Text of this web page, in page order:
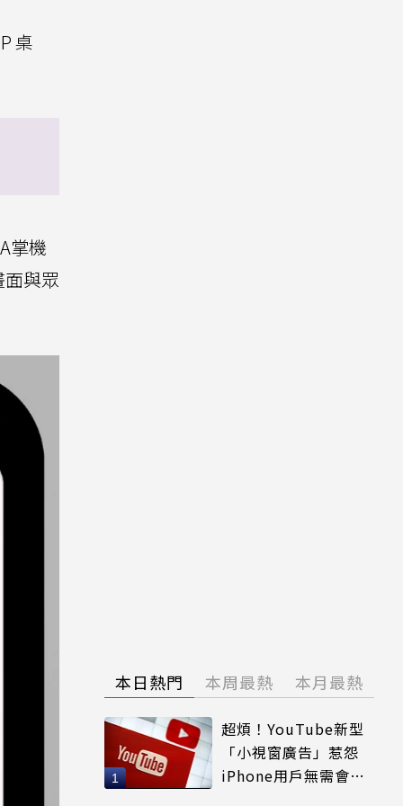
桌
掌機
與眾
本日熱門 本周最熱 本月最熱
超煩！YouTube新型
「小視窗廣告」惹怨
iPhone用戶無需會員